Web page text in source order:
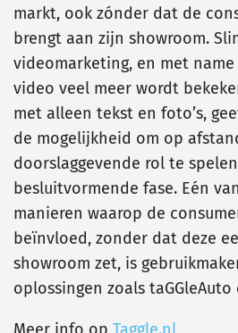
markt, ook zónder dat de
brengt aan zijn showroom.
videomarketing, en met
video veel meer wordt
met alleen tekst en foto’s,
de mogelijkheid om op
doorslaggevende rol te
besluitvormende fase. Eén
manieren waarop de
beïnvloed, zonder dat deze
showroom zet, is
oplossingen zoals taGGleAuto